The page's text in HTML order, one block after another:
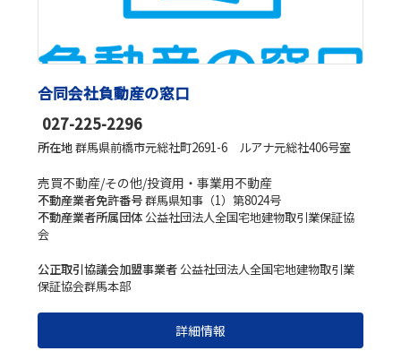
合同会社負動産の窓口
027-225-2296
所在地群馬県前橋市元総社町2691-6 ルアナ元総社406号室
売買不動産/その他/投資用・事業用不動産
不動産業者免許番号群馬県知事（1）第8024号
不動産業者所属団体 公益社団法人全国宅地建物取引業保証協
会
公正取引協議会加盟事業者 公益社団法人全国宅地建物取引業
保証協会群馬本部
詳細情報